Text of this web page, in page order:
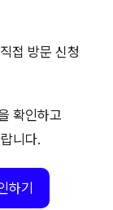
접 방문 신청
확인하고
니다.
하기